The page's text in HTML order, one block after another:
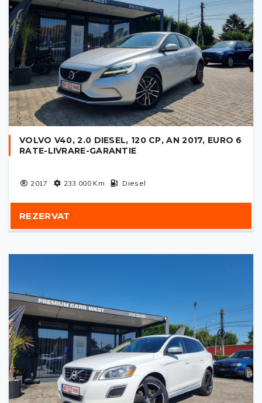
VOLVO V40, 2.0 DIESEL, 120 CP, AN 2017, EURO 6
RATE-LIVRARE-GARANTIE
2017 233 000Km Diesel
REZERVAT